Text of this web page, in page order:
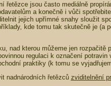
řetězce jsou často mediálně
a konečně i vůči
jejich upřímné snahy sloužit
kde tomu tak skutečně je (a
nad kterou můžeme jen rozpačitě
regulaci k označení
praktiky (k tomu se
nadnárodních řetězců zviditelnění